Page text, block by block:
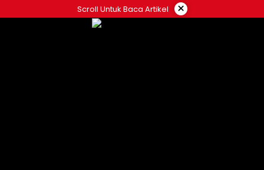
to
Scroll Untuk Baca Artikel ×